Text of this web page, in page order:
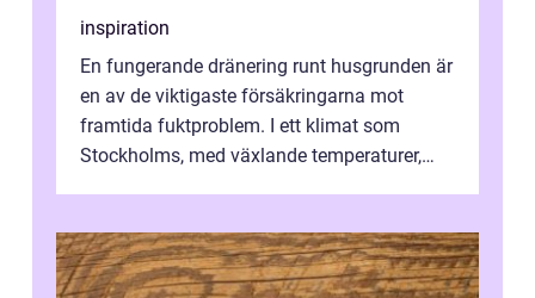
inspiration
En fungerande dränering runt husgrunden är
en av de viktigaste försäkringarna mot
framtida fuktproblem. I ett klimat som
Stockholms, med växlande temperaturer,